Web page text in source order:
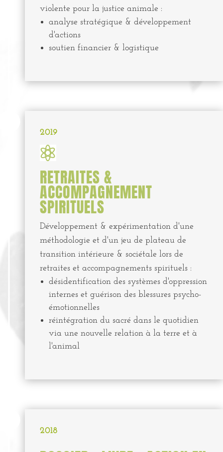
violente pour la justice animale :
analyse stratégique & développement
d'actions
soutien financier & logistique
2019

RETRAITES &
ACCOMPAGNEMENT
SPIRITUELS
Développement & expérimentation d'une
méthodologie et d'un jeu de plateau de
transition intérieure & sociétale lors de
retraites et accompagnements spirituels :
désidentification des systèmes d'oppression
internes et guérison des blessures psycho-
émotionnelles
réintégration du sacré dans le quotidien
via une nouvelle relation à la terre et à
l'animal
2018